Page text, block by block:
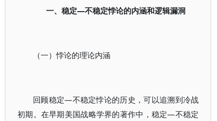
一、稳定—不稳定悖论的内涵和逻辑漏洞
（一）悖论的理论内涵
回顾稳定—不稳定悖论的历史，可以追溯到冷战
初期。在早期美国战略学界的著作中，稳定—不稳定